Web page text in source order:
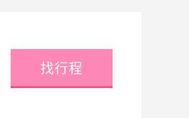
找行程